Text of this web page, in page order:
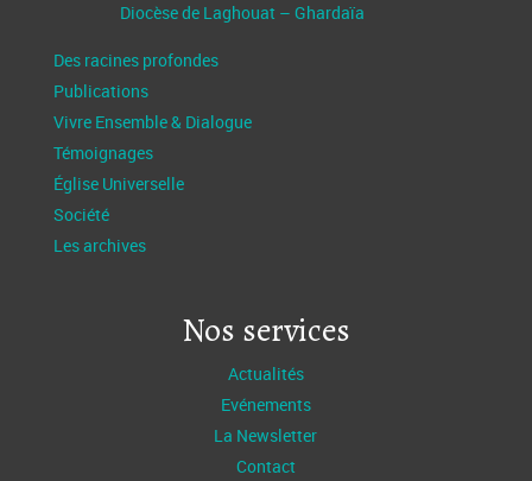
Diocèse de Laghouat – Ghardaïa
Des racines profondes
Publications
Vivre Ensemble & Dialogue
Témoignages
Église Universelle
Société
Les archives
Nos services
Actualités
Evénements
La Newsletter
Contact